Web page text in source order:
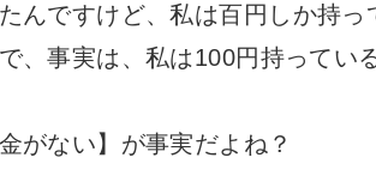
んですけど、私は百円しか持っ
、事実は、私は100円持ってい
がない】が事実だよね？